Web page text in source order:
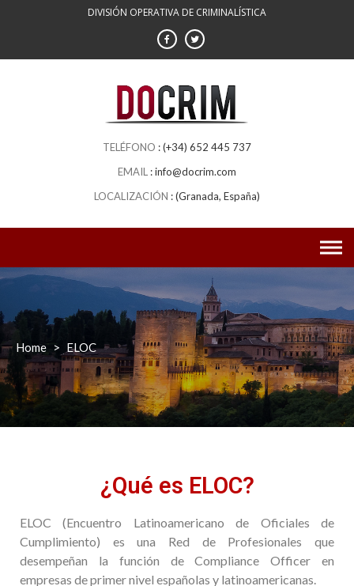
DIVISIÓN OPERATIVA DE CRIMINALÍSTICA
(+34) 652 445 737
info@docrim.com
(Granada, España)
Home > ELOC
¿Qué es ELOC?
ELOC (Encuentro Latinoamericano de Oficiales de
Cumplimiento) es una Red de Profesionales que
desempeñan la función de Compliance Officer en
empresas de primer nivel españolas y latinoamericanas.